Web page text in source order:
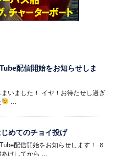
配信開始をお知らせしま
いました！ イヤ！お待たせし過ぎ
めてのチョイ投げ
配信開始をお知らせします！ ６
けしてから ...